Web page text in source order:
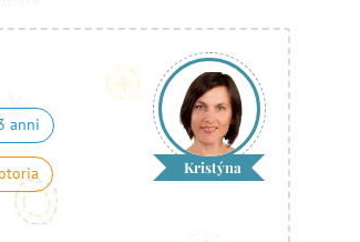
anni
Kristýna